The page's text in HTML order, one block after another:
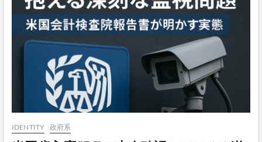
ス
ワ
ー
ド
は
防
げ
な
い、
リ
ア
ル
IDENTITY 政府系